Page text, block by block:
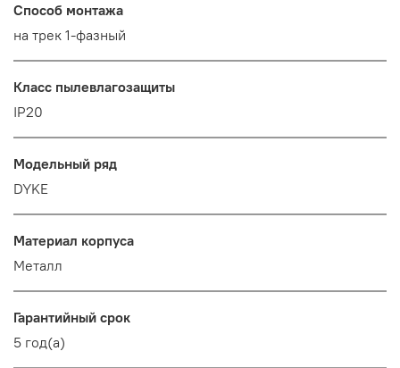
Способ монтажа
на трек 1-фазный
Класс пылевлагозащиты
IP20
Модельный ряд
DYKE
Материал корпуса
Металл
Гарантийный срок
5 год(а)